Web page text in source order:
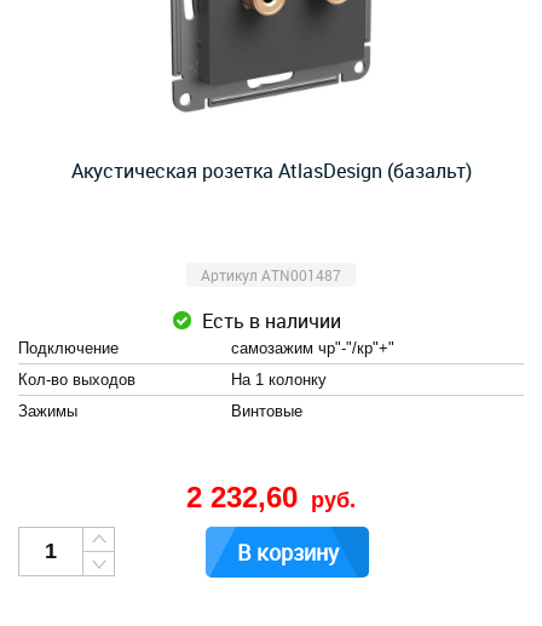
Акустическая розетка AtlasDesign (базальт)
Артикул ATN001487
Есть в наличии
Подключение
самозажим чр"-"/кр"+"
Кол-во выходов
На 1 колонку
Зажимы
Винтовые
2 232,60 руб.
В корзину